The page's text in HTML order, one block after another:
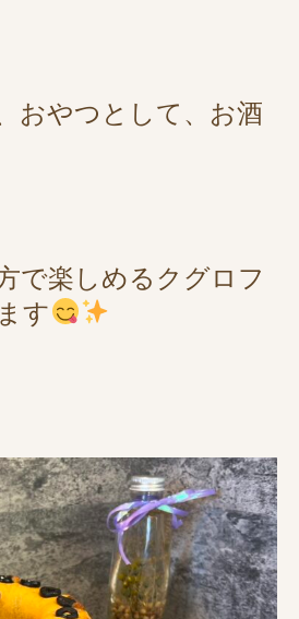
おやつとして、お酒
で楽しめるクグロフ
す